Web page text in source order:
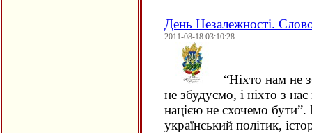
День Незалежності.
2011-08-18 03:10:28
“Ніхто нам не
не збудуємо, і ніхто з
нацією не схочемо
український політик,